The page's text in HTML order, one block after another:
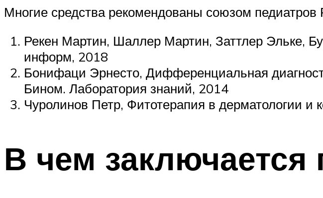
Многие средства рекомендованы союзом педиатров
Рекен Мартин, Шаллер Мартин, Заттлер Эльке,
информ, 2018
Бонифаци Эрнесто, Дифференциальная
Бином. Лаборатория знаний, 2014
Чуролинов Петр, Фитотерапия в дерматологии и
В чем